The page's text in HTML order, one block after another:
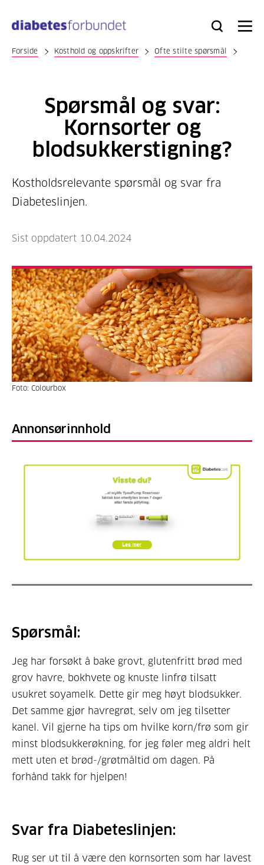
hovedinnhold
Bli
Logg
Søk Meny
Forside Kosthold og oppskrifter Ofte stilte spørsmål
Spørsmål og svar:
Kornsorter og
blodsukkerstigning?
Kostholdsrelevante spørsmål og svar fra
Diabeteslinjen.
Sist oppdatert 10.04.2024
Foto: Colourbox
Annonsørinnhold
Spørsmål:
Jeg har forsøkt å bake grovt, glutenfritt brød med
grov havre, bokhvete og knuste linfrø tilsatt
usukret soyamelk. Dette gir meg høyt blodsukker.
Det samme gjør havregrøt, selv om jeg tilsetter
kanel. Vil gjerne ha tips om hvilke korn/frø som gir
minst blodsukkerøkning, for jeg føler meg aldri helt
mett uten et brød-/grøtmåltid om dagen. På
forhånd takk for hjelpen!
Svar fra Diabeteslinjen:
Rug ser ut til å være den kornsorten som har lavest